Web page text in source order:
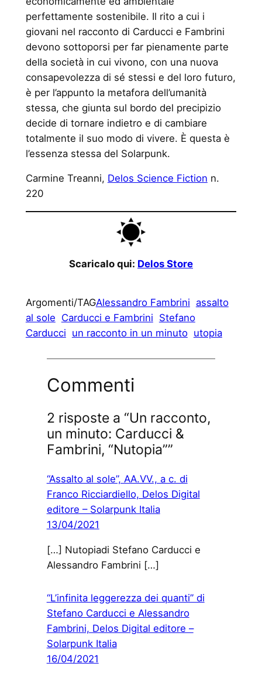
perfettamente sostenibile. Il rito a cui i
giovani nel racconto di Carducci e Fambrini
devono sottoporsi per far pienamente parte
della società in cui vivono, con una nuova
consapevolezza di sé stessi e del loro futuro,
è per l’appunto la metafora dell’umanità
stessa, che giunta sul bordo del precipizio
decide di tornare indietro e di cambiare
totalmente il suo modo di vivere. È questa è
l’essenza stessa del Solarpunk.
Carmine Treanni, Delos Science Fiction n.
220
Scaricalo qui: Delos Store
Argomenti/TAGAlessandro Fambrini assalto
al sole Carducci e Fambrini Stefano
Carducci un racconto in un minuto utopia
Commenti
2 risposte a “Un racconto,
un minuto: Carducci &
Fambrini, “Nutopia””
“Assalto al sole”, AA.VV., a c. di
Franco Ricciardiello, Delos Digital
editore – Solarpunk Italia
13/04/2021
[…] Nutopiadi Stefano Carducci e
Alessandro Fambrini […]
“L’infinita leggerezza dei quanti” di
Stefano Carducci e Alessandro
Fambrini, Delos Digital editore –
Solarpunk Italia
16/04/2021